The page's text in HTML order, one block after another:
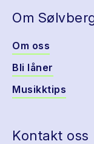
Om
Om oss
Bli låner
Musikktips
Kontakt oss